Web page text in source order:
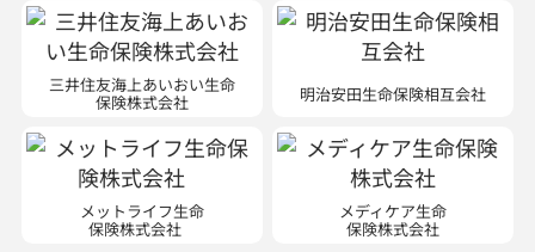
三井住友海上あいおい生命
保険株式会社 明治安田生命保険相互会社
メットライフ生命
保険株式会社
メディケア生命
保険株式会社